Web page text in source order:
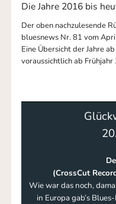
Die Jahre 2016 bis
Der oben nachzulesende
bluesnews Nr. 81 vom
Eine Übersicht der Jahre
voraussichtlich ab Frühjahr
(CrossCut
Wie war das noch,
in Europa gab’s